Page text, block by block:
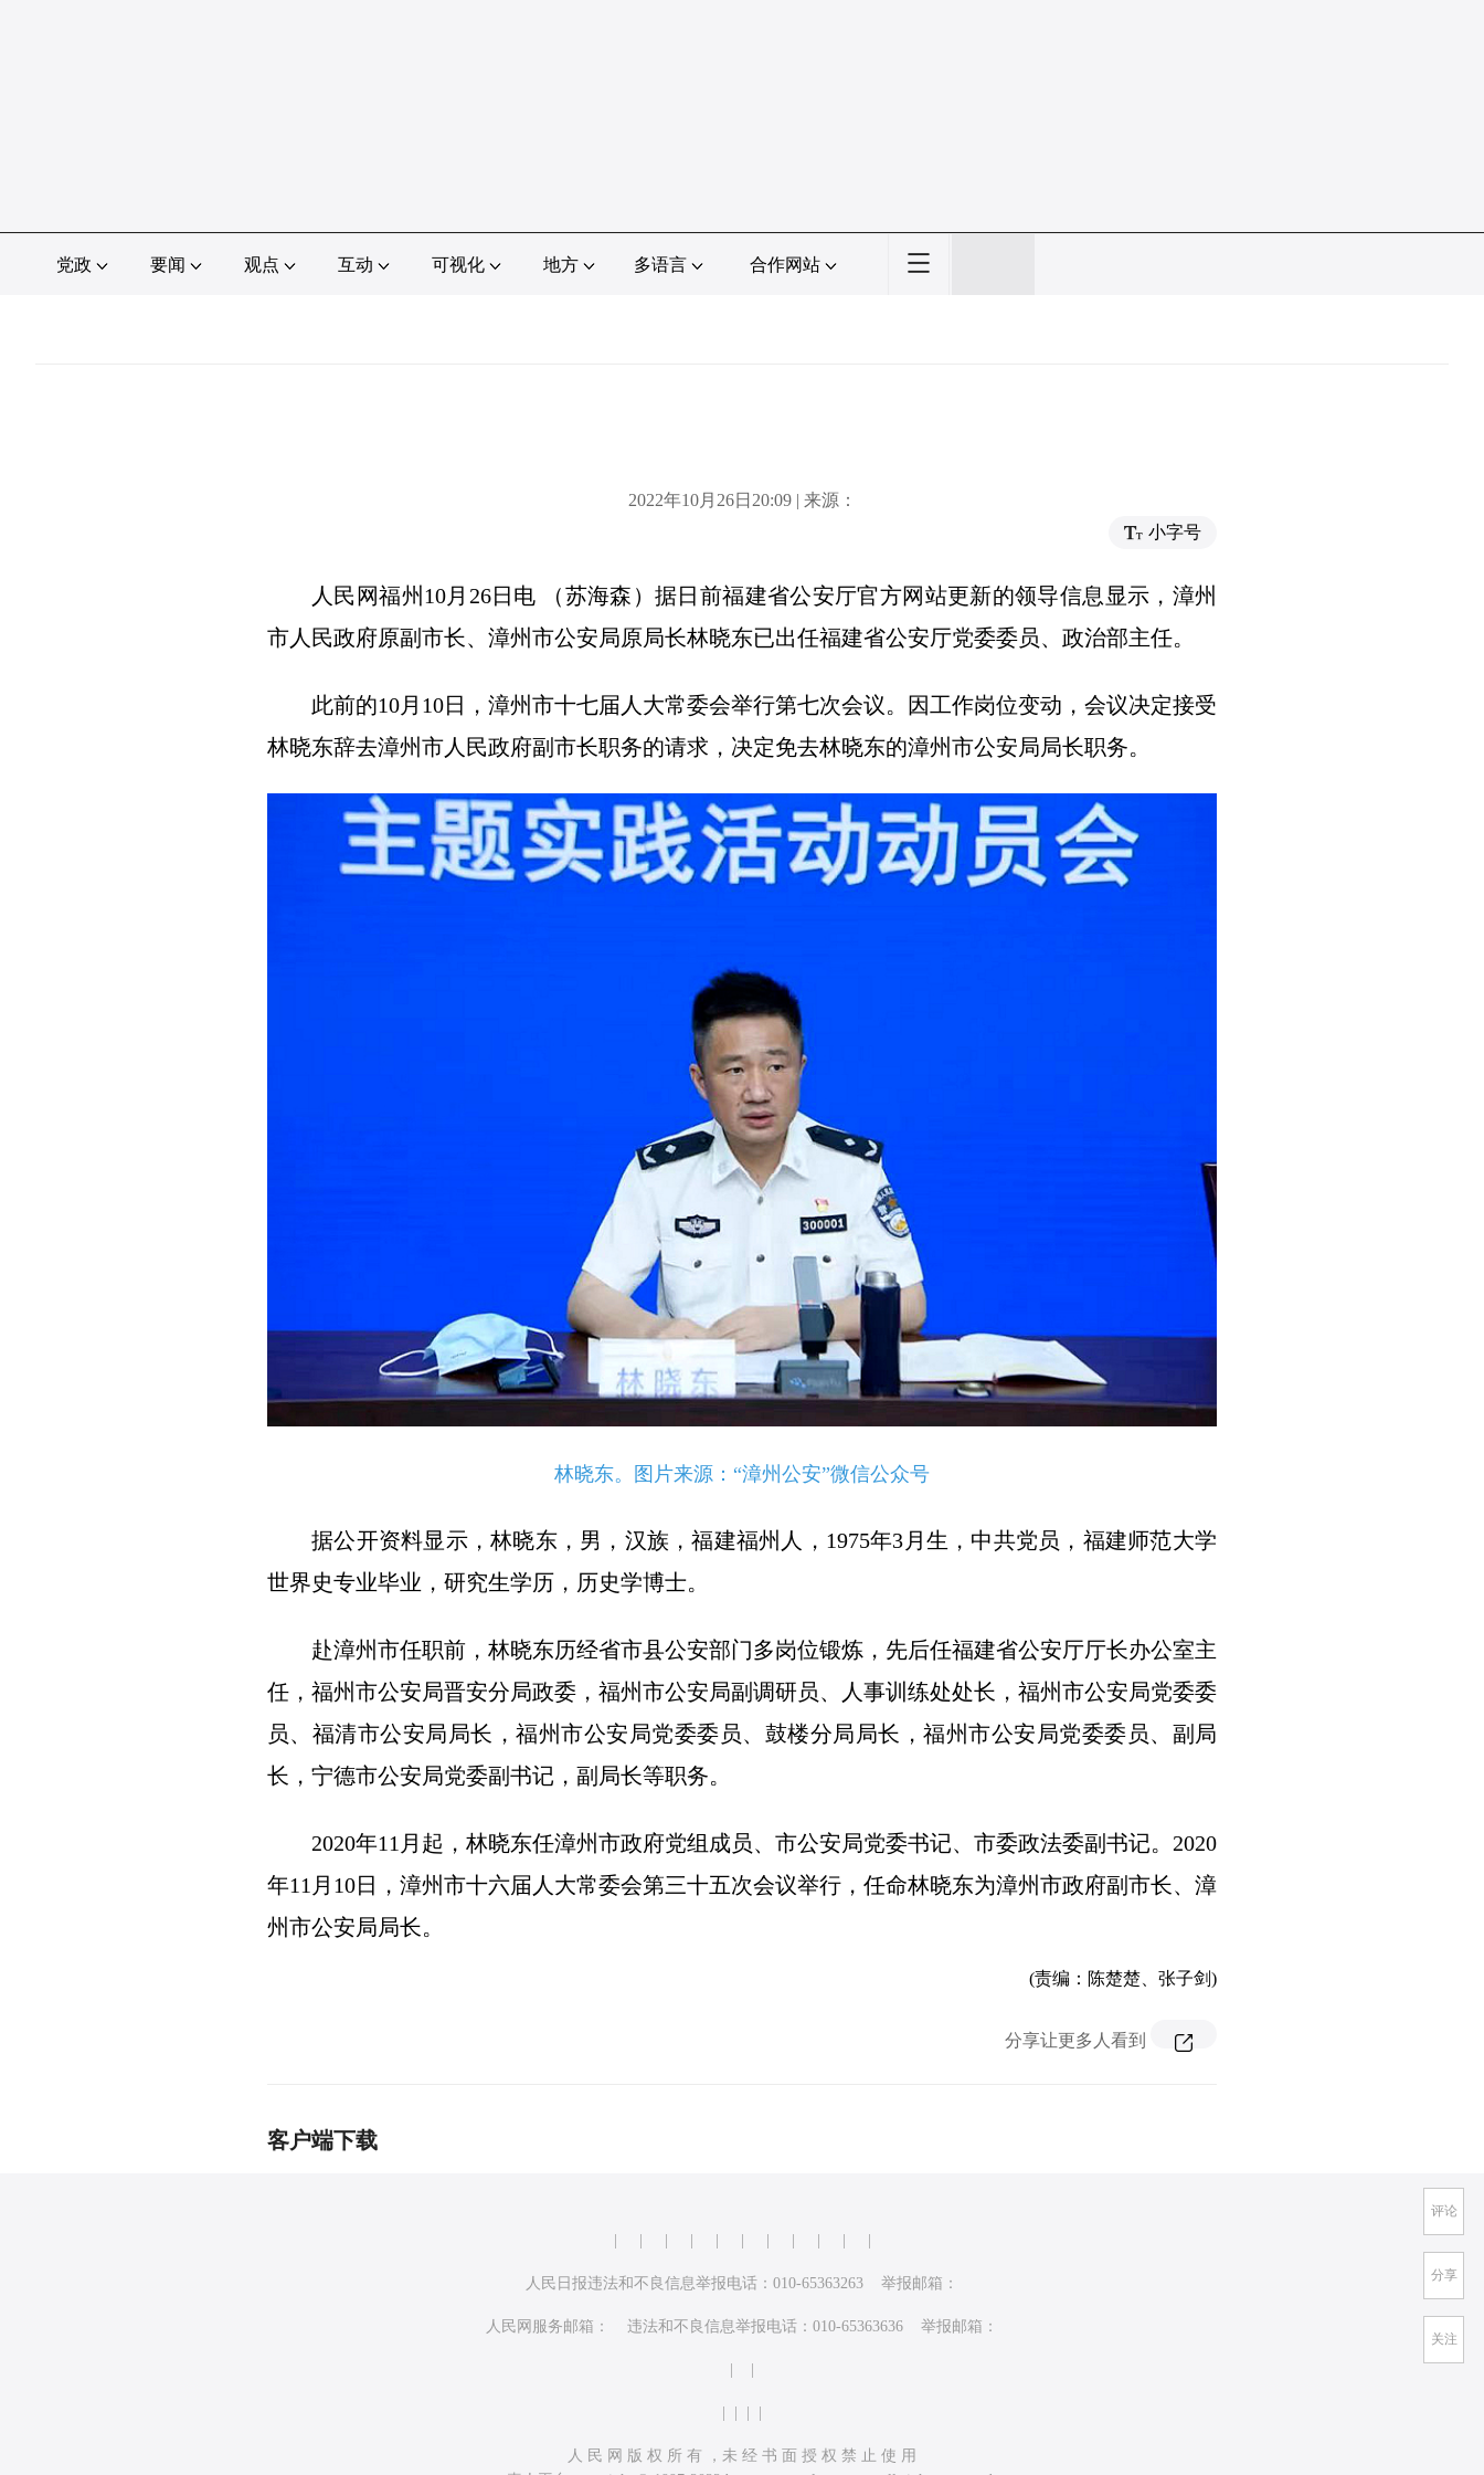
党政 要闻 观点 互动 可视化 地方 多语言 合作网站
2022年10月26日20:09 | 来源：
小字号
人民网福州10月26日电 （苏海森）据日前福建省公安厅官方网站更新的领导信息显示，漳州
市人民政府原副市长、漳州市公安局原局长林晓东已出任福建省公安厅党委委员、政治部主任。
此前的10月10日，漳州市十七届人大常委会举行第七次会议。因工作岗位变动，会议决定接受
林晓东辞去漳州市人民政府副市长职务的请求，决定免去林晓东的漳州市公安局局长职务。
林晓东。图片来源：“漳州公安”微信公众号
据公开资料显示，林晓东，男，汉族，福建福州人，1975年3月生，中共党员，福建师范大学
世界史专业毕业，研究生学历，历史学博士。
赴漳州市任职前，林晓东历经省市县公安部门多岗位锻炼，先后任福建省公安厅厅长办公室主
任，福州市公安局晋安分局政委，福州市公安局副调研员、人事训练处处长，福州市公安局党委委
员、福清市公安局局长，福州市公安局党委委员、鼓楼分局局长，福州市公安局党委委员、副局
长，宁德市公安局党委副书记，副局长等职务。
2020年11月起，林晓东任漳州市政府党组成员、市公安局党委书记、市委政法委副书记。2020
年11月10日，漳州市十六届人大常委会第三十五次会议举行，任命林晓东为漳州市政府副市长、漳
州市公安局局长。
(责编：陈楚楚、张子剑)
分享让更多人看到
客户端下载
人民日报违法和不良信息举报电话：010-65363263 举报邮箱：
人民网服务邮箱： 违法和不良信息举报电话：010-65363636 举报邮箱：
人 民 网 版 权 所 有 ，未 经 书 面 授 权 禁 止 使 用
评论
分享
关注